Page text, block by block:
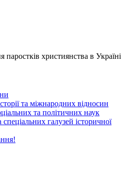
християнства в Україні
та міжнародних відносин
та політичних наук
спеціальних галузей історичної